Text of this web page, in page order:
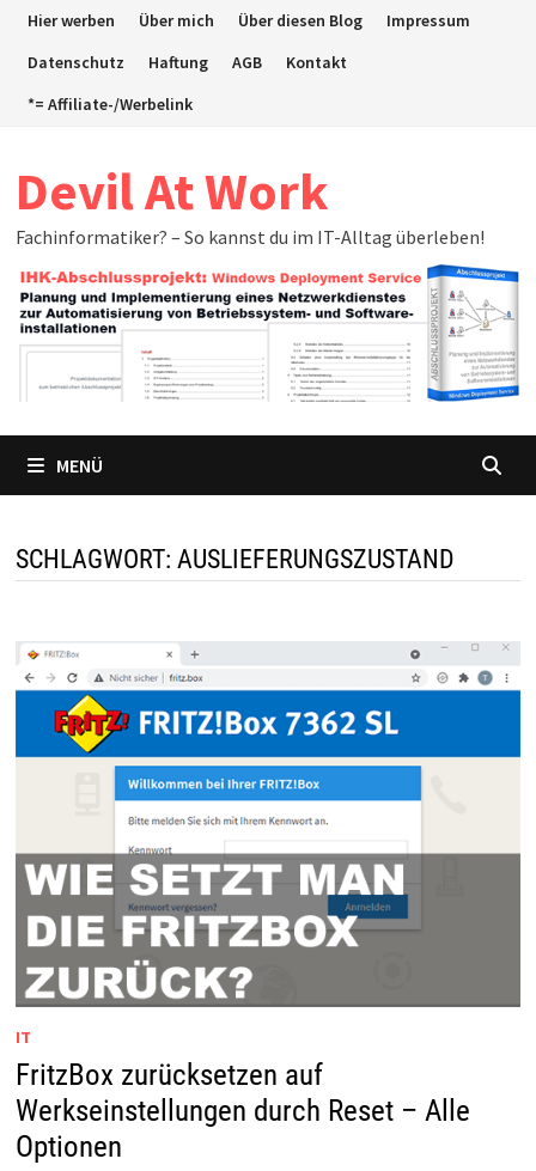
ZumHier werben Über mich Über diesen Blog
Impressum
Datenschutz
Haftung AGB
Kontakt
*= Affiliate-/Werbelink
Devil At Work
Fachinformatiker? – So kannst du im IT-Alltag überleben!
MENÜ
SCHLAGWORT: AUSLIEFERUNGSZUSTAND
IT
FritzBox zurücksetzen auf
Werkseinstellungen durch Reset – Alle
Optionen